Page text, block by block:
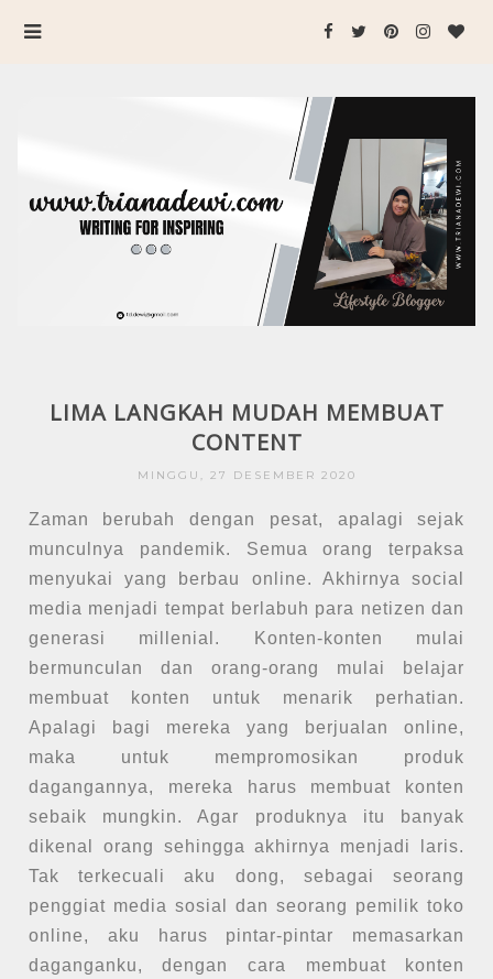
LIMA LANGKAH MUDAH MEMBUAT
CONTENT
MINGGU, 27 DESEMBER 2020
Zaman berubah dengan pesat, apalagi sejak
munculnya pandemik. Semua orang terpaksa
menyukai yang berbau online. Akhirnya social
media menjadi tempat berlabuh para netizen dan
generasi millenial. Konten-konten mulai
bermunculan dan orang-orang mulai belajar
membuat konten untuk menarik perhatian.
Apalagi bagi mereka yang berjualan online,
maka untuk mempromosikan produk
dagangannya, mereka harus membuat konten
sebaik mungkin. Agar produknya itu banyak
dikenal orang sehingga akhirnya menjadi laris.
Tak terkecuali aku dong, sebagai seorang
penggiat media sosial dan seorang pemilik toko
online, aku harus pintar-pintar memasarkan
daganganku, dengan cara membuat konten